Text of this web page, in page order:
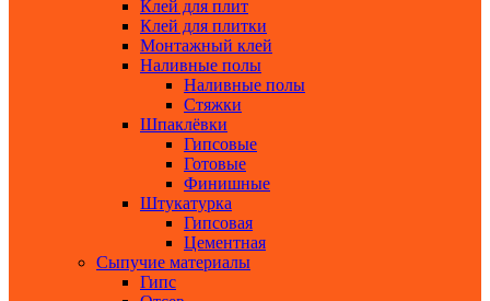
Клей для плит
Клей для плитки
Монтажный клей
Наливные полы
Наливные полы
Стяжки
Шпаклёвки
Гипсовые
Готовые
Финишные
Штукатурка
Гипсовая
Цементная
Сыпучие материалы
Гипс